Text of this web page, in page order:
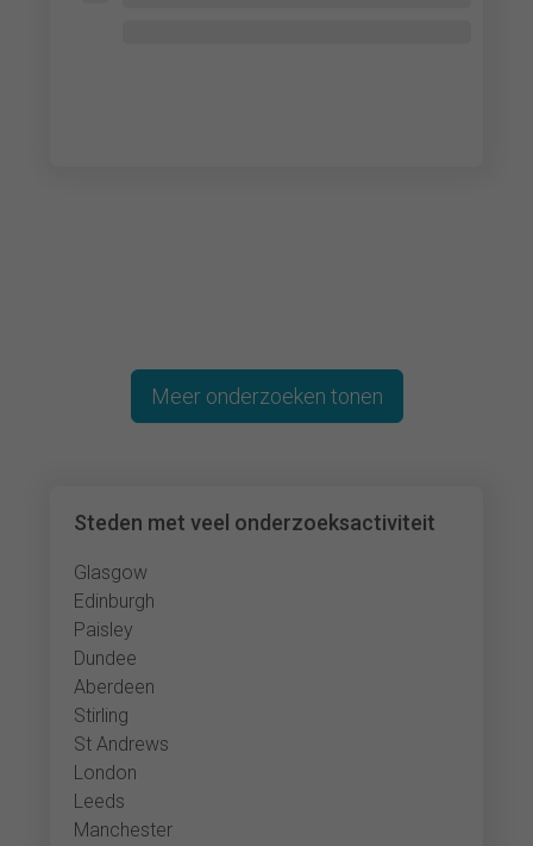
Steden met veel onderzoeksactiviteit
Glasgow
Edinburgh
Paisley
Dundee
Aberdeen
Stirling
St Andrews
London
Leeds
Manchester
Meer onderzoeken tonen